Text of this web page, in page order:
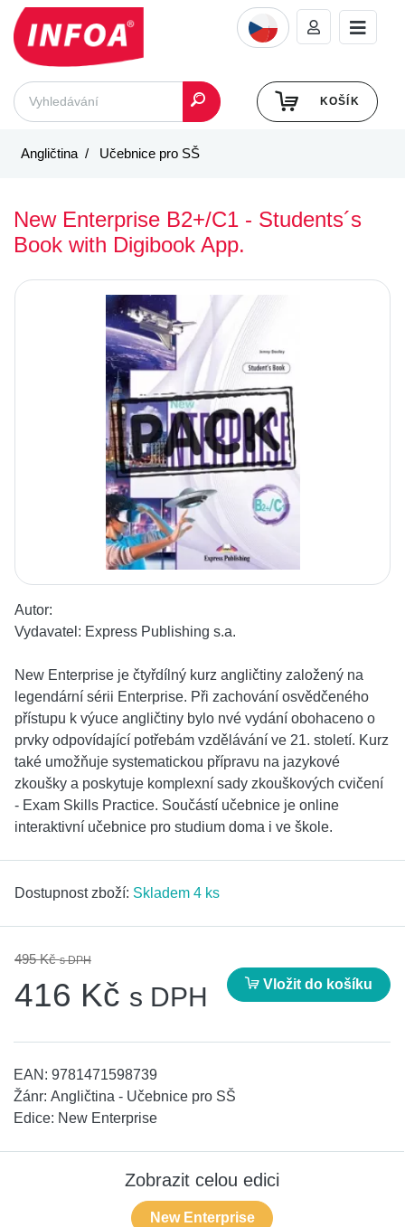
KOŠÍK
Angličtina Učebnice pro SŠ
New Enterprise B2+/C1 - Students´s
Book with Digibook App.
Autor:
Vydavatel: Express Publishing s.a.
New Enterprise je čtyřdílný kurz angličtiny založený na
legendární sérii Enterprise. Při zachování osvědčeného
přístupu k výuce angličtiny bylo nvé vydání obohaceno o
prvky odpovídající potřebám vzdělávání ve 21. století. Kurz
také umožňuje systematickou přípravu na jazykové
zkoušky a poskytuje komplexní sady zkouškových cvičení
- Exam Skills Practice. Součástí učebnice je online
interaktivní učebnice pro studium doma i ve škole.
Dostupnost zboží: Skladem 4 ks
495 Kčs DPH
416 Kč s DPH Vložit do košíku
EAN: 9781471598739
Žánr: Angličtina - Učebnice pro SŠ
Edice: New Enterprise
Zobrazit celou edici
New Enterprise